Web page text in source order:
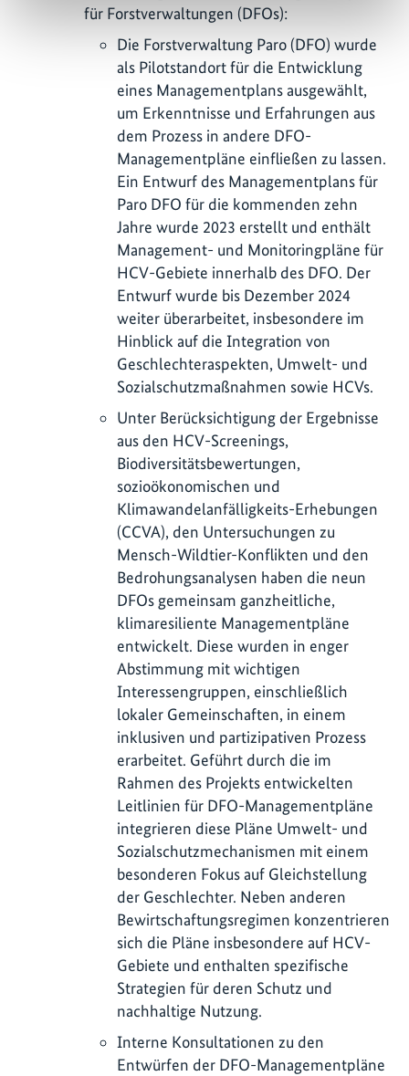
für Forstverwaltungen (DFOs):
Die Forstverwaltung Paro (DFO) wurde
als Pilotstandort für die Entwicklung
eines Managementplans ausgewählt,
um Erkenntnisse und Erfahrungen aus
dem Prozess in andere DFO-
Managementpläne einfließen zu lassen.
Ein Entwurf des Managementplans für
Paro DFO für die kommenden zehn
Jahre wurde 2023 erstellt und enthält
Management- und Monitoringpläne für
HCV-Gebiete innerhalb des DFO. Der
Entwurf wurde bis Dezember 2024
weiter überarbeitet, insbesondere im
Hinblick auf die Integration von
Geschlechteraspekten, Umwelt- und
Sozialschutzmaßnahmen sowie HCVs.
Unter Berücksichtigung der Ergebnisse
aus den HCV-Screenings,
Biodiversitätsbewertungen,
sozioökonomischen und
Klimawandelanfälligkeits-Erhebungen
(CCVA), den Untersuchungen zu
Mensch-Wildtier-Konflikten und den
Bedrohungsanalysen haben die neun
DFOs gemeinsam ganzheitliche,
klimaresiliente Managementpläne
entwickelt. Diese wurden in enger
Abstimmung mit wichtigen
Interessengruppen, einschließlich
lokaler Gemeinschaften, in einem
inklusiven und partizipativen Prozess
erarbeitet. Geführt durch die im
Rahmen des Projekts entwickelten
Leitlinien für DFO-Managementpläne
integrieren diese Pläne Umwelt- und
Sozialschutzmechanismen mit einem
besonderen Fokus auf Gleichstellung
der Geschlechter. Neben anderen
Bewirtschaftungsregimen konzentrieren
sich die Pläne insbesondere auf HCV-
Gebiete und enthalten spezifische
Strategien für deren Schutz und
nachhaltige Nutzung.
Interne Konsultationen zu den
Entwürfen der DFO-Managementpläne